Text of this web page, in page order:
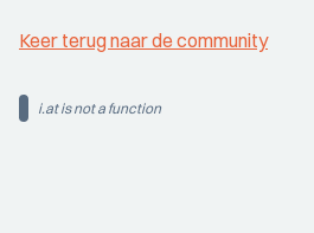
Keer terug naar de community
i.at is not a function